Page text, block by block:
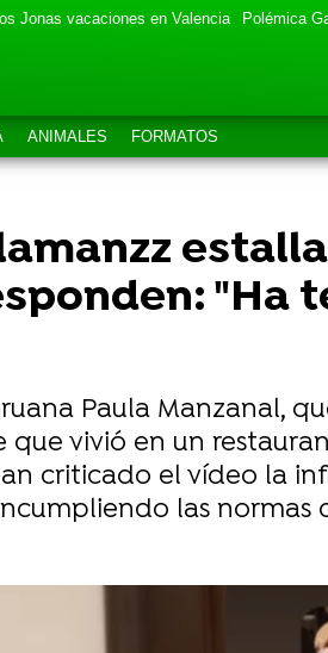
Jonas vacaciones en Valencia Polémica
ANIMALES FORMATOS
"Ha
Paula Manzanal,
vivió en un
criticado el vídeo la
las